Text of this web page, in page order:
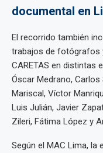
documental en
El recorrido también
trabajos de fotógrafos
CARETAS en distintas
Óscar Medrano, Carlos
Mariscal, Víctor
Luis Julián, Javier
Zileri, Fátima López y
Según el MAC Lima, la